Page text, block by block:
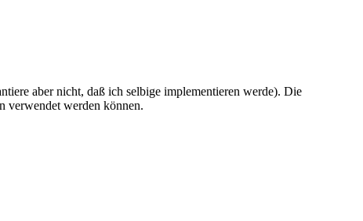
aber nicht, daß ich selbige implementieren werde). Die
verwendet werden können.